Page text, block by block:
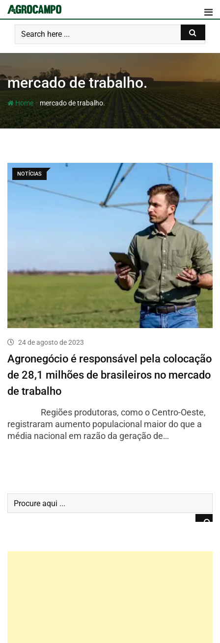
mercado de trabalho.
Home- mercado de trabalho.
NOTÍCIAS
24 de agosto de 2023
Agronegócio é responsável pela colocação
de 28,1 milhões de brasileiros no mercado
de trabalho
Regiões produtoras, como o Centro-Oeste,
registraram aumento populacional maior do que a
média nacional em razão da geração de…